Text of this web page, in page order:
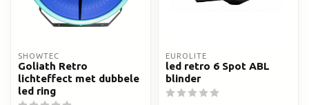
SHOWTEC
Goliath Retro
lichteffect met dubbele
led ring
EUROLITE
led retro 6 Spot ABL
blinder